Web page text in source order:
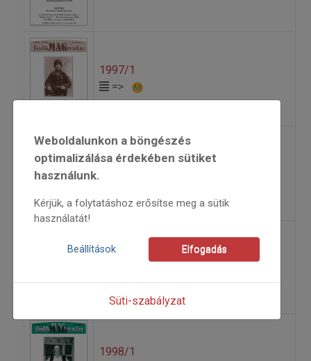
1997/1
=>
1997/2
1998/1
Weboldalunkon a böngészés
optimalizálása érdekében sütiket
használunk.
Kérjük, a folytatáshoz erősítse meg a sütik
használatát!
Beállítások Elfogadás
Süti-szabályzat